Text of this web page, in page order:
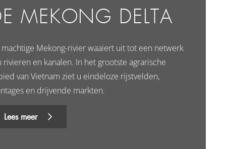
MEKONG DELTA
machtige Mekong-rivier waaiert uit tot een netwerk
rivieren en kanalen. In het grootste agrarische
van Vietnam ziet u eindeloze rijstvelden,
en drijvende markten.
Lees meer